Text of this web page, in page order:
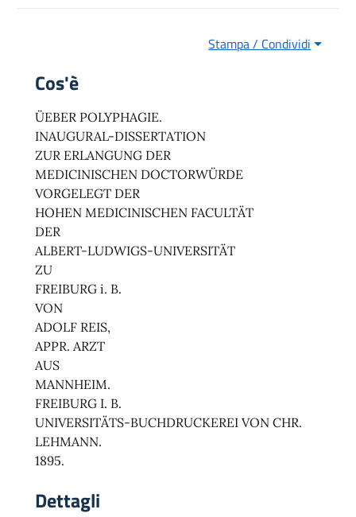
Stampa / Condividi
Cos'è
ÜEBER POLYPHAGIE.
INAUGURAL-DISSERTATION
ZUR ERLANGUNG DER
MEDICINISCHEN DOCTORWÜRDE
VORGELEGT DER
HOHEN MEDICINISCHEN FACULTÄT
DER
ALBERT-LUDWIGS-UNIVERSITÄT
ZU
FREIBURG i. B.
VON
ADOLF REIS,
APPR. ARZT
AUS
MANNHEIM.
FREIBURG I. B.
UNIVERSITÄTS-BUCHDRUCKEREI VON CHR.
LEHMANN.
1895.
Dettagli